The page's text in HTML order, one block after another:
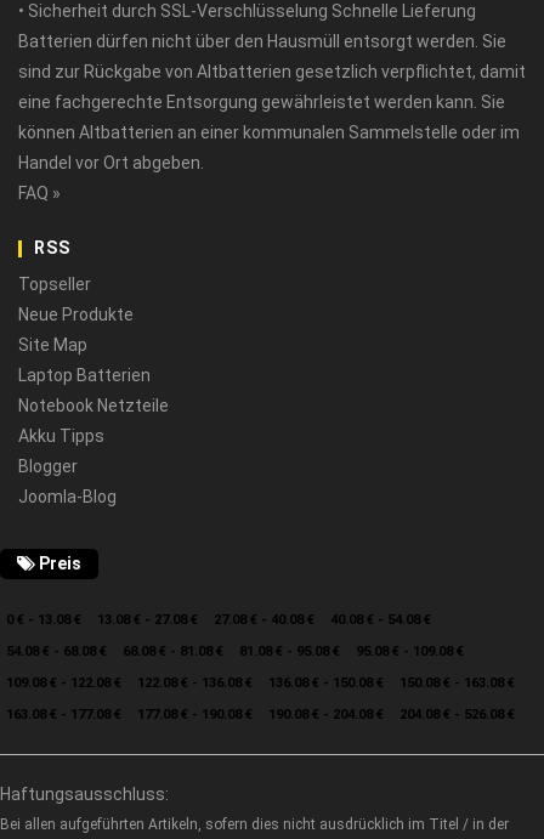
• Sicherheit durch SSL-Verschlüsselung Schnelle Lieferung
Batterien dürfen nicht über den Hausmüll entsorgt werden. Sie
sind zur Rückgabe von Altbatterien gesetzlich verpflichtet, damit
eine fachgerechte Entsorgung gewährleistet werden kann. Sie
können Altbatterien an einer kommunalen Sammelstelle oder im
Handel vor Ort abgeben.
FAQ »
RSS
Topseller
Neue Produkte
Site Map
Laptop Batterien
Notebook Netzteile
Akku Tipps
Blogger
Joomla-Blog
Preis
0 € - 13.08 € 13.08 € - 27.08 € 27.08 € - 40.08 €
40.08 € - 54.08 €
54.08 € - 68.08 €
68.08 € - 81.08 € 81.08 € - 95.08 €
95.08 € - 109.08 €
109.08 € - 122.08 €
122.08 € - 136.08 € 136.08 € - 150.08 €
150.08 € - 163.08 €
163.08 € - 177.08 €
177.08 € - 190.08 € 190.08 € - 204.08 € 204.08 € - 526.08 €
Haftungsausschluss:
Bei allen aufgeführten Artikeln, sofern dies nicht ausdrücklich im Titel / in der